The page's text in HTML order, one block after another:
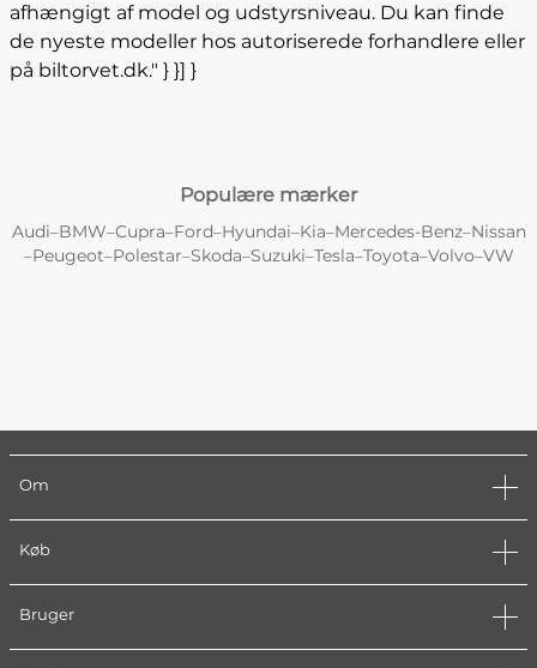
afhængigt af model og udstyrsniveau. Du kan finde
de nyeste modeller hos autoriserede forhandlere eller
på biltorvet.dk." } }] }
Populære mærker
Audi–BMW–Cupra–Ford–Hyundai–Kia–Mercedes-Benz–Nissan
–Peugeot–Polestar–Skoda–Suzuki–Tesla–Toyota–Volvo–VW
Om
Køb
Bruger